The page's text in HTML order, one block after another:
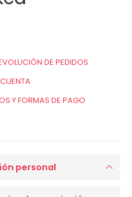
DE PEDIDOS
Y FORMAS DE PAGO
personal